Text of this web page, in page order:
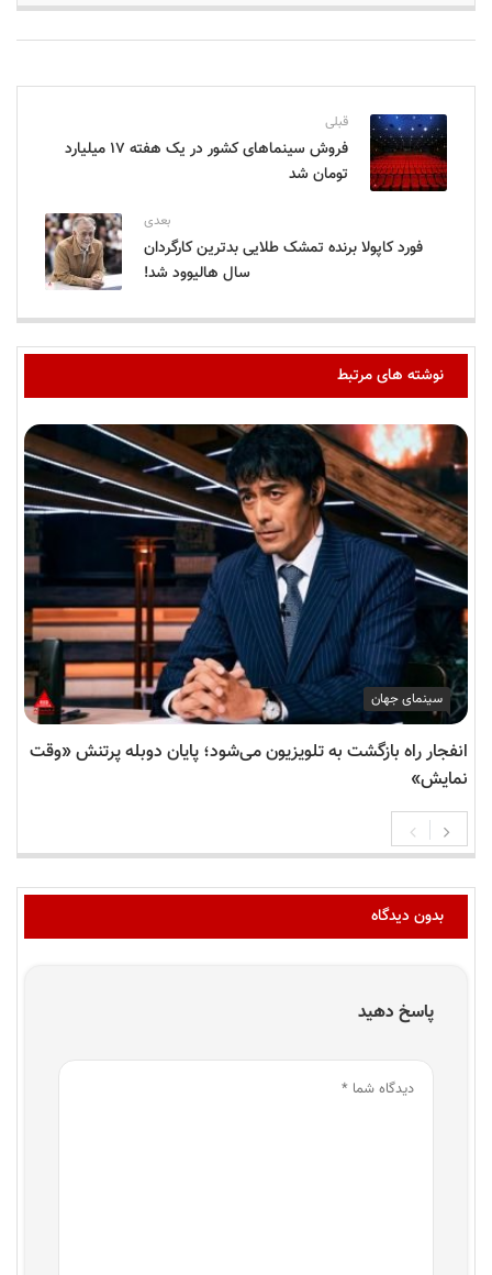
قبلی
فروش سینماهای کشور در یک هفته ۱۷ میلیارد
تومان شد
بعدی
فورد کاپولا برنده تمشک طلایی بدترین کارگردان
سال هالیوود شد!
نوشته های مرتبط
سینمای جهان
انفجار راه بازگشت به تلویزیون می‌شود؛ پایان دوبله پرتنش «وقت
نمایش»
بدون دیدگاه
پاسخ دهید